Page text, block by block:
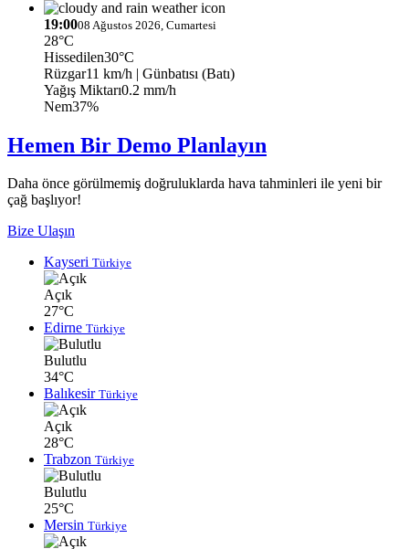
19:0008 Ağustos 2026, Cumartesi
28°C
Hissedilen30°C
Rüzgar11 km/h | Günbatısı (Batı)
Yağış Miktarı0.2 mm/h
Nem37%
Hemen Bir Demo Planlayın
Daha önce görülmemiş doğruluklarda hava tahminleri ile yeni bir
çağ başlıyor!
Bize Ulaşın
Kayseri Türkiye
Açık
27°C
Edirne Türkiye
Bulutlu
34°C
Balıkesir Türkiye
Açık
28°C
Trabzon Türkiye
Bulutlu
25°C
Mersin Türkiye